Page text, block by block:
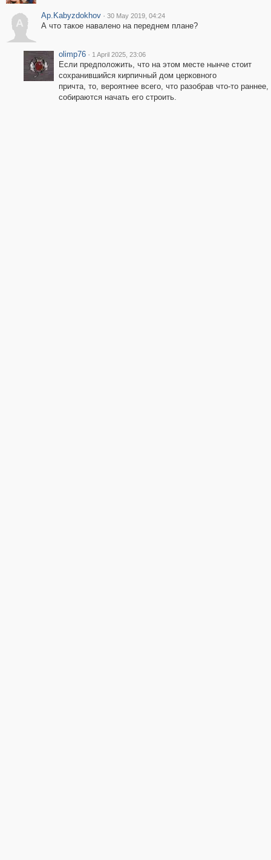
A
Ap.Kabyzdokhov · 30 May 2019, 04:24
А что такое навалено на переднем плане?
olimp76 · 1 April 2025, 23:06
Если предположить, что на этом месте нынче стоит
сохранившийся кирпичный дом церковного
причта, то, вероятнее всего, что разобрав что-то раннее,
собираются начать его строить.